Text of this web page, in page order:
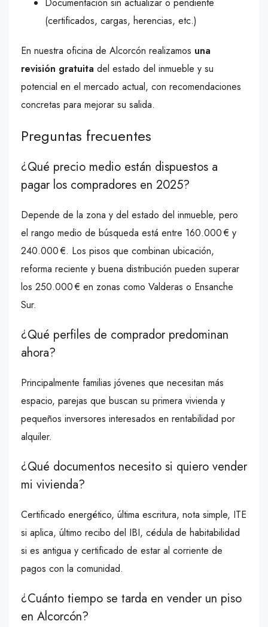
(certificados, cargas, herencias, etc.)
En nuestra oficina de Alcorcón realizamos una
revisión gratuita del estado del inmueble y su
potencial en el mercado actual, con recomendaciones
concretas para mejorar su salida.
Preguntas frecuentes
¿Qué precio medio están dispuestos a
pagar los compradores en 2025?
Depende de la zona y del estado del inmueble, pero
el rango medio de búsqueda está entre 160.000 € y
240.000 €. Los pisos que combinan ubicación,
reforma reciente y buena distribución pueden superar
los 250.000 € en zonas como Valderas o Ensanche
Sur.
¿Qué perfiles de comprador predominan
ahora?
Principalmente familias jóvenes que necesitan más
espacio, parejas que buscan su primera vivienda y
pequeños inversores interesados en rentabilidad por
alquiler.
¿Qué documentos necesito si quiero vender
mi vivienda?
Certificado energético, última escritura, nota simple, ITE
si aplica, último recibo del IBI, cédula de habitabilidad
si es antigua y certificado de estar al corriente de
pagos con la comunidad.
¿Cuánto tiempo se tarda en vender un piso
en Alcorcón?